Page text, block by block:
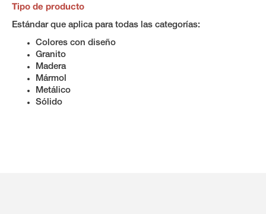
Tipo de producto
Estándar que aplica para todas las categorías:
Colores con diseño
Granito
Madera
Mármol
Metálico
Sólido